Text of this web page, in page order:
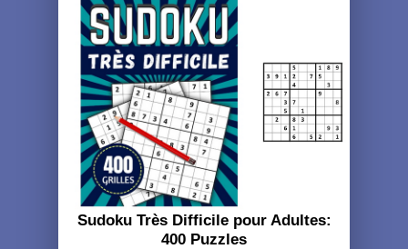
Sudoku Très Difficile pour Adultes:
400 Puzzles